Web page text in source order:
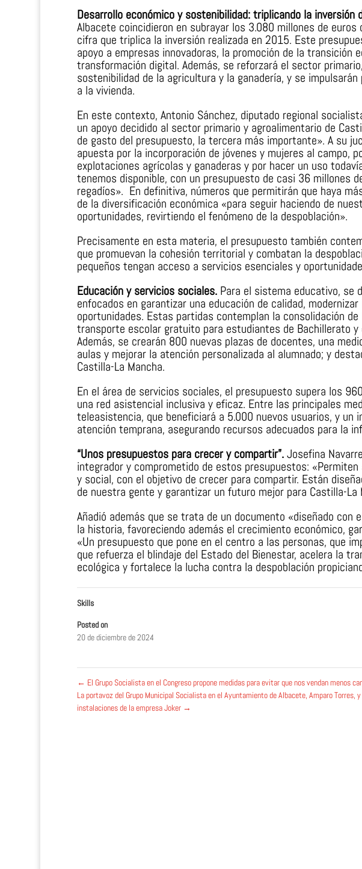
Desarrollo económico y sostenibilidad: triplicando la inversión
Albacete coincidieron en subrayar los 3.080 millones de
cifra que triplica la inversión realizada en 2015. Este
apoyo a empresas innovadoras, la promoción de la transición
transformación digital. Además, se reforzará el sector
sostenibilidad de la agricultura y la ganadería, y se
a la vivienda.
En este contexto, Antonio Sánchez, diputado regional
un apoyo decidido al sector primario y agroalimentario de
de gasto del presupuesto, la tercera más importante». A su
apuesta por la incorporación de jóvenes y mujeres al campo,
explotaciones agrícolas y ganaderas y por hacer un uso
tenemos disponible, con un presupuesto de casi 36 millones
regadíos». En definitiva, números que permitirán que haya
de la diversificación económica «para seguir haciendo de
oportunidades, revirtiendo el fenómeno de la despoblación».
Precisamente en esta materia, el presupuesto también
que promuevan la cohesión territorial y combatan la
pequeños tengan acceso a servicios esenciales y
Educación y servicios sociales. Para el sistema educativo, se
enfocados en garantizar una educación de calidad,
oportunidades. Estas partidas contemplan la consolidación
transporte escolar gratuito para estudiantes de Bachillerato y
Además, se crearán 800 nuevas plazas de docentes, una
aulas y mejorar la atención personalizada al alumnado; y
Castilla-La Mancha.
En el área de servicios sociales, el presupuesto supera los
una red asistencial inclusiva y eficaz. Entre las principales
teleasistencia, que beneficiará a 5.000 nuevos usuarios, y un
atención temprana, asegurando recursos adecuados para la
“Unos presupuestos para crecer y compartir”.Josefina
integrador y comprometido de estos presupuestos:
y social, con el objetivo de crecer para compartir. Están
de nuestra gente y garantizar un futuro mejor para Castilla-La
Añadió además que se trata de un documento «diseñado con
la historia, favoreciendo además el crecimiento económico,
«Un presupuesto que pone en el centro a las personas, que
que refuerza el blindaje del Estado del Bienestar, acelera la
ecológica y fortalece la lucha contra la despoblación
Skills
Posted on
20 de diciembre de 2024
← El Grupo Socialista en el Congreso propone medidas para evitar que nos vendan menos
La portavoz del Grupo Municipal Socialista en el Ayuntamiento de Albacete, Amparo
instalaciones de la empresa Joker →